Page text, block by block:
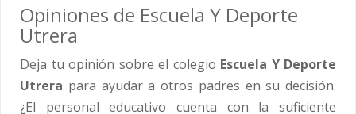
Opiniones de Escuela Y Deporte
Utrera
Deja tu opinión sobre el colegio Escuela Y Deporte
Utrera para ayudar a otros padres en su decisión.
¿El personal educativo cuenta con la suficiente